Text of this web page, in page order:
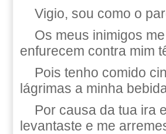
Vigio, sou como o
Os meus inimigos
enfurecem contra mim
Pois tenho comido
lágrimas a minha
Por causa da tua ira
levantaste e me